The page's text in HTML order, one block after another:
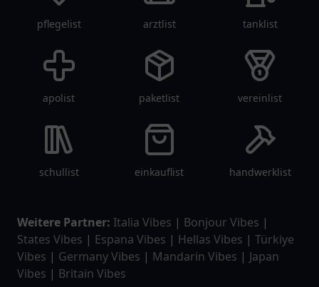
pflegelist arztlist tanklist
apolist paketlist vereinlist
schullist einkauflist handwerklist
Weitere Partner: Italia Vibes | Bonjour Vibes |
States Vibes | Espana Vibes | Hellas Vibes | Türkiye
Vibes | Germany Vibes | Mandarin Vibes | Japan
Vibes | Britain Vibes